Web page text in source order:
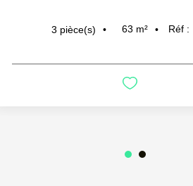
3 pièce(s) 63 m² Réf :